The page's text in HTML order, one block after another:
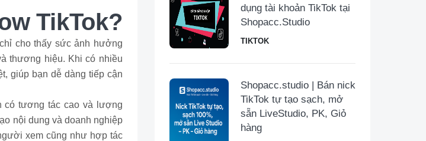
TikTok?
cho thấy sức ảnh hưởng
thương hiệu. Khi có nhiều
giúp bạn dễ dàng tiếp cận
có tương tác cao và lượng
nội dung và doanh nghiệp
xem cũng như hợp tác
dụng tài khoản TikTok tại
Shopacc.Studio
TIKTOK
Shopacc.studio | Bán nick
TikTok tự tạo sạch, mở
sẵn LiveStudio, PK, Giỏ
hàng